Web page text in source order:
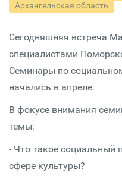
Архангельская область
Сегодняшняя встреча
специалистами
Семинары по
начались в апреле.
В фокусе внимания
темы:
- Что такое социальный
сфере культуры?